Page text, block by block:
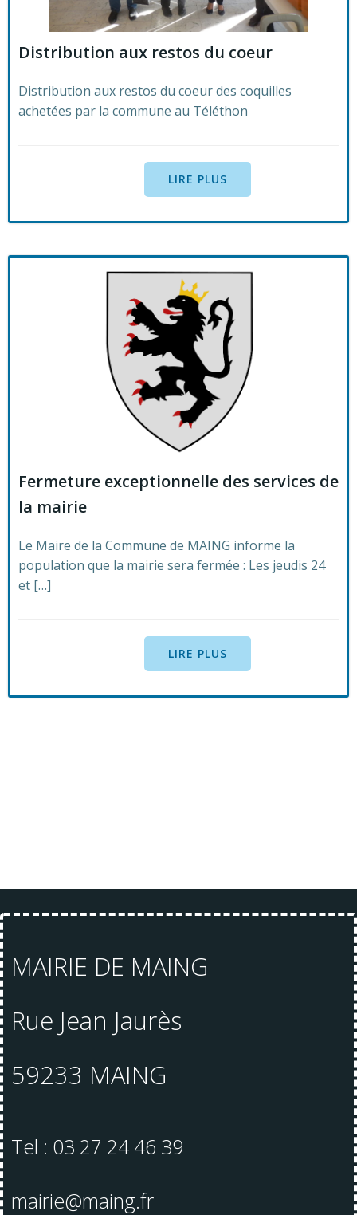
Distribution aux restos du coeur
Distribution aux restos du coeur des coquilles
achetées par la commune au Téléthon
LIRE PLUS
Fermeture exceptionnelle des services de
la mairie
Le Maire de la Commune de MAING informe la
population que la mairie sera fermée : Les jeudis 24
et […]
LIRE PLUS
MAIRIE DE MAING
Rue Jean Jaurès
59233 MAING
Tel : 03 27 24 46 39
mairie@maing.fr